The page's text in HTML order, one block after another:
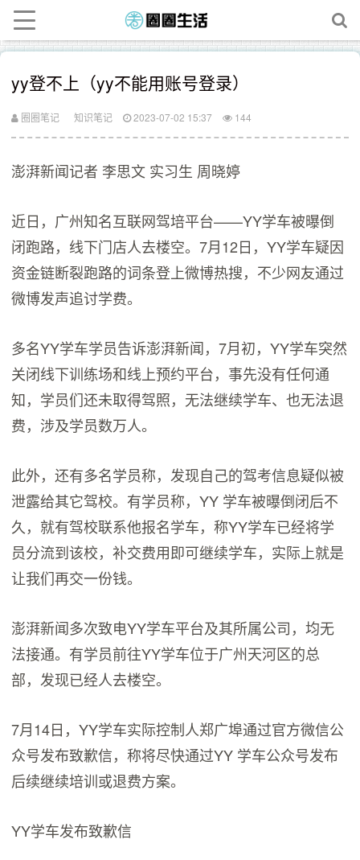
yy登不上（yy不能用账号登录）
圈圈笔记 知识笔记 2023-07-02 15:37 144
澎湃新闻记者 李思文 实习生 周晓婷
近日，广州知名互联网驾培平台——YY学车被曝倒
闭跑路，线下门店人去楼空。7月12日，YY学车疑因
资金链断裂跑路的词条登上微博热搜，不少网友通过
微博发声追讨学费。
多名YY学车学员告诉澎湃新闻，7月初，YY学车突然
关闭线下训练场和线上预约平台，事先没有任何通
知，学员们还未取得驾照，无法继续学车、也无法退
费，涉及学员数万人。
此外，还有多名学员称，发现自己的驾考信息疑似被
泄露给其它驾校。有学员称，YY 学车被曝倒闭后不
久，就有驾校联系他报名学车，称YY学车已经将学
员分流到该校，补交费用即可继续学车，实际上就是
让我们再交一份钱。
澎湃新闻多次致电YY学车平台及其所属公司，均无
法接通。有学员前往YY学车位于广州天河区的总
部，发现已经人去楼空。
7月14日，YY学车实际控制人郑广埠通过官方微信公
众号发布致歉信，称将尽快通过YY 学车公众号发布
后续继续培训或退费方案。
YY学车发布致歉信